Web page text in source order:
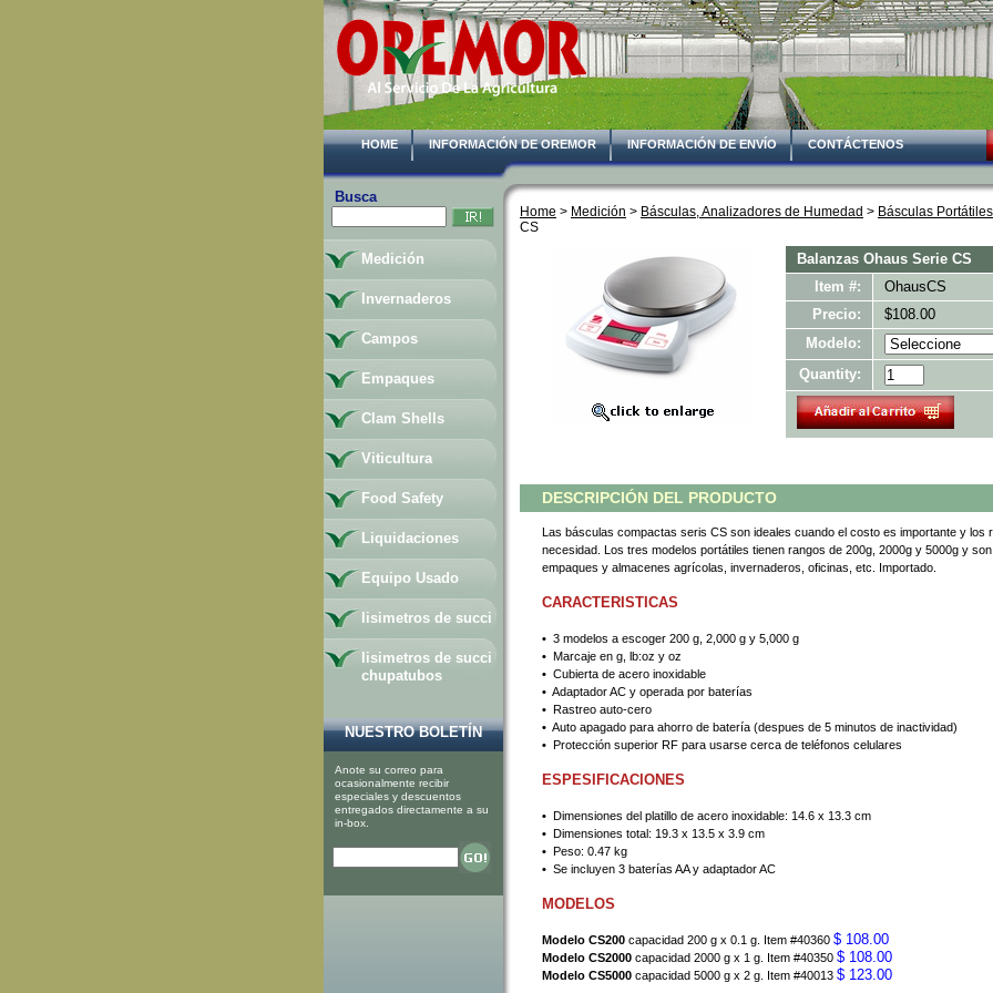
HOME INFORMACIÓN DE OREMOR INFORMACIÓN DE ENVÍO CONTÁCTENOS
Home > Medición > Básculas, Analizadores de Humedad > Básculas Portátiles
CS
Balanzas Ohaus Serie CS
Item #:
OhausCS
Precio:
$108.00
Modelo:
Quantity:
DESCRIPCIÓN DEL PRODUCTO
Las básculas compactas seris CS son ideales cuando el costo es importante y los
necesidad. Los tres modelos portátiles tienen rangos de 200g, 2000g y 5000g y
empaques y almacenes agrícolas, invernaderos, oficinas, etc. Importado.
CARACTERISTICAS
• 3 modelos a escoger 200 g, 2,000 g y 5,000 g
• Marcaje en g, lb:oz y oz
• Cubierta de acero inoxidable
• Adaptador AC y operada por baterías
• Rastreo auto-cero
• Auto apagado para ahorro de batería (despues de 5 minutos de inactividad)
• Protección superior RF para usarse cerca de teléfonos celulares
ESPESIFICACIONES
• Dimensiones del platillo de acero inoxidable: 14.6 x 13.3 cm
• Dimensiones total: 19.3 x 13.5 x 3.9 cm
• Peso: 0.47 kg
• Se incluyen 3 baterías AA y adaptador AC
MODELOS
Modelo CS200 capacidad 200 g x 0.1 g. Item #40360 $ 108.00
Modelo CS2000 capacidad 2000 g x 1 g. Item #40350 $ 108.00
Modelo CS5000 capacidad 5000 g x 2 g. Item #40013 $ 123.00
Busca
Medición
Invernaderos
Campos
Empaques
Clam Shells
Viticultura
Food Safety
Liquidaciones
Equipo Usado
lisimetros de succi
lisimetros de succi
chupatubos
NUESTRO BOLETÍN
Anote su correo para
ocasionalmente recibir
especiales y descuentos
entregados directamente a su
in-box.